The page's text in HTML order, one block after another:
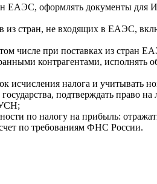
оформлять документы для
стран, не входящих в ЕАЭС,
числе при поставках из стран
контрагентами, исполнять
исчисления налога и учитывать
подтверждать право на
по налогу на прибыль:
по требованиям ФНС России.